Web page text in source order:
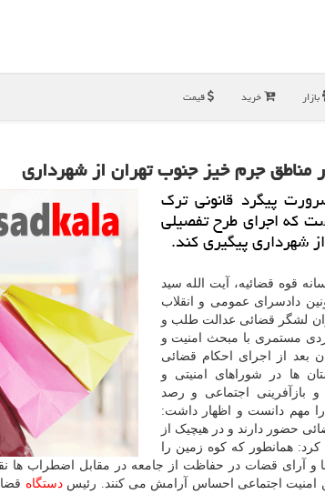
بازار خرید قیمت
مناطق جرم خیز جنوب تهران از شهرداری
پیگرد قانونی ترك
كه اجرای طرح تفصیلی
شهرداری پیگیری كند.
قوه قضائیه، آیت الله سید
دادسرای عمومی و انقلاب
لشگر قضائی عدالت طلب و
مستمری با مبحث امنیت و
بعد از اجرای احکام قضائی
ها در شوراهای امنیتی و
بازآفرینی اجتماعی و رصد
را مهم دانست و اظهار داشت:
حضور دارند و در هیچیک از
همانطور که کوه زمین را
و آرای قضات در حفاظت از جامعه در مقابل اضطراب ها
امنیت اجتماعی احساس آرامش می کنند. رئیسدستگاه